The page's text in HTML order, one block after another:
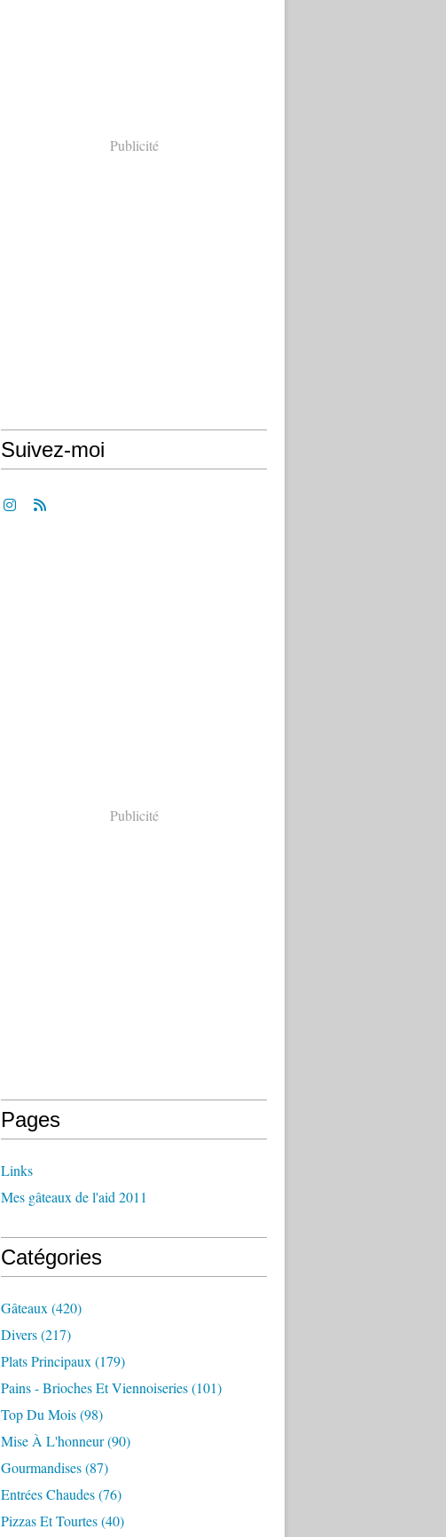
Publicité
Suivez-moi
Publicité
Pages
Links
Mes gâteaux de l'aid 2011
Catégories
Gâteaux (420)
Divers(217)
Plats Principaux (179)
Pains - Brioches Et Viennoiseries(101)
Top Du Mois(98)
Mise À L'honneur(90)
Gourmandises(87)
Entrées Chaudes(76)
Pizzas Et Tourtes(40)